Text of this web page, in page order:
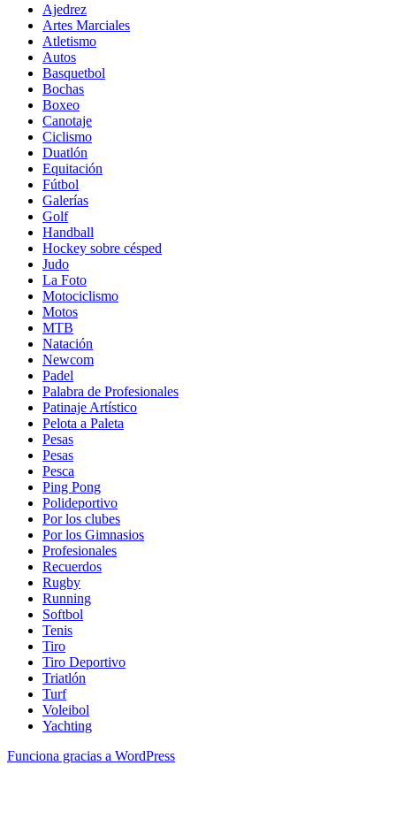
Ajedrez
Artes Marciales
Atletismo
Autos
Basquetbol
Bochas
Boxeo
Canotaje
Ciclismo
Duatlón
Equitación
Fútbol
Galerías
Golf
Handball
Hockey sobre césped
Judo
La Foto
Motociclismo
Motos
MTB
Natación
Newcom
Padel
Palabra de Profesionales
Patinaje Artístico
Pelota a Paleta
Pesas
Pesas
Pesca
Ping Pong
Polideportivo
Por los clubes
Por los Gimnasios
Profesionales
Recuerdos
Rugby
Running
Softbol
Tenis
Tiro
Tiro Deportivo
Triatlón
Turf
Voleibol
Yachting
Funciona gracias a WordPress